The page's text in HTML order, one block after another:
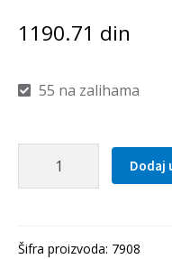
1190.71 din
55 na zalihama
Dodaj
Šifra proizvoda: 7908